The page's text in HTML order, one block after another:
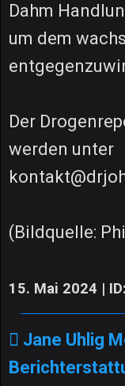
Dahm
um dem
Der
werden unter
(Bildquelle:
15. Mai 2024 |
Jane Uhlig